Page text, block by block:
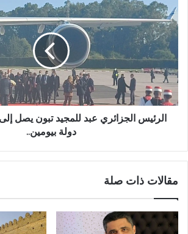
الرئيس الجزائري عبد للمجيد تبون يصل
دولة بيومين..
مقالات ذات صلة